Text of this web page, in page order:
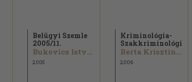
Belügyi Szemle
2005/11.
Bukovics István...
2005
Kriminológia-
Szakkriminológia
Berta Krisztina...
2006